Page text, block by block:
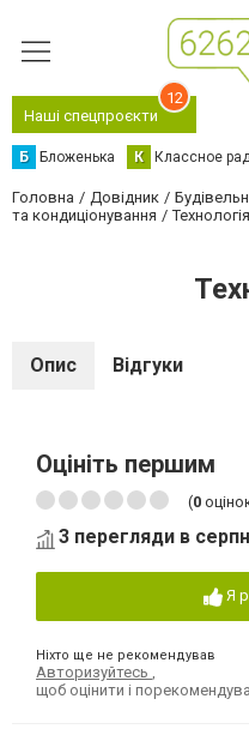
Наші спецпроєкти
12
Б Бложенька К Классное
Головна Довідник
та кондиціонування
Технологія
Опис Відгуки
Оцініть першим
(0
3 перегляди в
Я
Ніхто ще не рекомендував
Авторизуйтесь
щоб оцінити і